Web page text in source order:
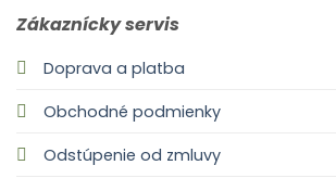
Zákaznícky servis
Doprava a platba
Obchodné podmienky
Odstúpenie od zmluvy